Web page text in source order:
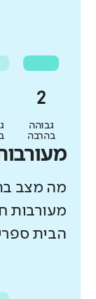
גבוהה
בהרבה
מה מצב
מעורבות
הבית